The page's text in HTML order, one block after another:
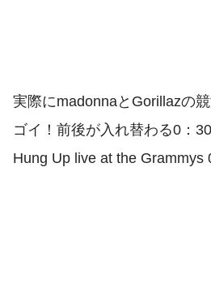
実際にmadonnaとGorillazの
ゴイ！前後が入れ替わる0：
Hung Up live at the Grammys